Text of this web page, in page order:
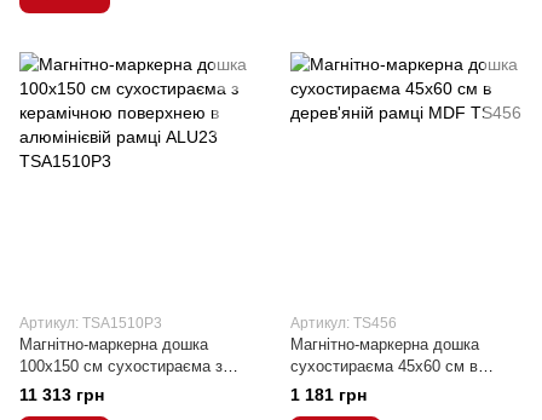
Артикул: TSA1510P3
Магнітно-маркерна дошка
100x150 см сухостираєма з
керамічною поверхнею в
алюмінієвій рамці ALU23
11 313 грн
Артикул: TS456
Магнітно-маркерна дошка
сухостираєма 45x60 см в
дерев'яній рамці MDF
1 181 грн